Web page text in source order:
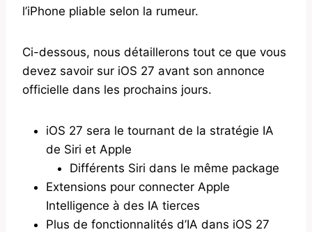
l’iPhone pliable selon la rumeur.
Ci-dessous, nous détaillerons tout ce que vous
devez savoir sur iOS 27 avant son annonce
officielle dans les prochains jours.
iOS 27 sera le tournant de la stratégie IA
de Siri et Apple
Différents Siri dans le même package
Extensions pour connecter Apple
Intelligence à des IA tierces
Plus de fonctionnalités d’IA dans iOS 27